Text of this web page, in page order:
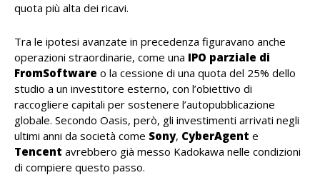
quota più alta dei ricavi.
Tra le ipotesi avanzate in precedenza figuravano anche
operazioni straordinarie, come una IPO parziale di
FromSoftware o la cessione di una quota del 25% dello
studio a un investitore esterno, con l’obiettivo di
raccogliere capitali per sostenere l’autopubblicazione
globale. Secondo Oasis, però, gli investimenti arrivati negli
ultimi anni da società come Sony, CyberAgent e
Tencent avrebbero già messo Kadokawa nelle condizioni
di compiere questo passo.